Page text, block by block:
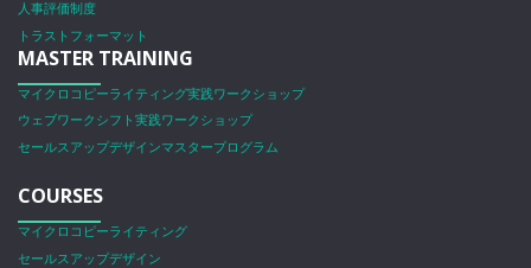
人事評価制度
トラストフォーマット
MASTER TRAINING
マイクロコピーライティング実践ワークショップ
ウェブワークシフト実践ワークショップ
セールスアップデザインマスタープログラム
COURSES
マイクロコピーライティング
セールスアップデザイン